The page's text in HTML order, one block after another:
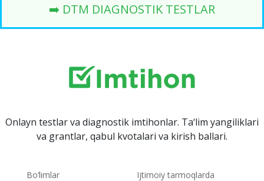
➡️ DTM DIAGNOSTIK TESTLAR
Onlayn testlar va diagnostik imtihonlar. Ta‘lim yangiliklari
va grantlar, qabul kvotalari va kirish ballari.
Bo‘limlar Ijtimoiy tarmoqlarda